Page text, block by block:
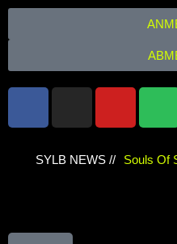
SYLB NEWS // Souls Of